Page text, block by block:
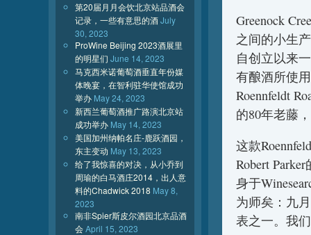
Greenock
之间的小生
自创立以来
有酿酒所使
Roennfeldt
的80年老藤
这款
Robert
身于
为师矣：九
表之一。我
第20届月月会饮北京站品酒会
记录，一些有意思的酒July
30, 2023
ProWine Beijing 2023酒展里
的明星们 June 14, 2023
马克西米诺葡萄酒垂直年份媒
体晚宴，在智利驻华使馆成功
举办 May 24, 2023
新西兰葡萄酒推广路演北京站
成功举办 May 14, 2023
美国加州纳帕名庄-鹿跃酒园，
东主变动 May 13, 2023
给了我惊喜的对决，从小乔到
周瑜的白马酒庄2014，出人意
料的Chadwick 2018 May 8,
2023
南非Spier斯皮尔酒园北京品酒
会April 15, 2023